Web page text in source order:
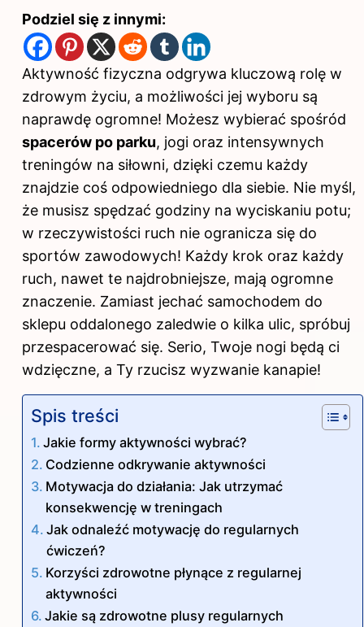
Podziel się z innymi:
Aktywność fizyczna odgrywa kluczową rolę w
zdrowym życiu, a możliwości jej wyboru są
naprawdę ogromne! Możesz wybierać spośród
spacerów po parku, jogi oraz intensywnych
treningów na siłowni, dzięki czemu każdy
znajdzie coś odpowiedniego dla siebie. Nie myśl,
że musisz spędzać godziny na wyciskaniu potu;
w rzeczywistości ruch nie ogranicza się do
sportów zawodowych! Każdy krok oraz każdy
ruch, nawet te najdrobniejsze, mają ogromne
znaczenie. Zamiast jechać samochodem do
sklepu oddalonego zaledwie o kilka ulic, spróbuj
przespacerować się. Serio, Twoje nogi będą ci
wdzięczne, a Ty rzucisz wyzwanie kanapie!
Spis treści
Jakie formy aktywności wybrać?
Codzienne odkrywanie aktywności
Motywacja do działania: Jak utrzymać
konsekwencję w treningach
Jak odnaleźć motywację do regularnych
ćwiczeń?
Korzyści zdrowotne płynące z regularnej
aktywności
Jakie są zdrowotne plusy regularnych